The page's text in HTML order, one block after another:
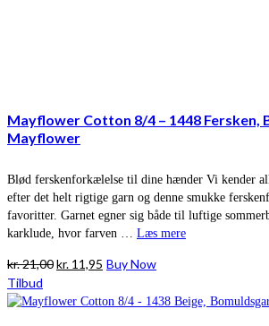
Mayflower Cotton 8/4 – 1448 Fersken,
Mayflower
Blød ferskenforkælelse til dine hænder Vi kender
efter det helt rigtige garn og denne smukke
favoritter. Garnet egner sig både til luftige
karklude, hvor farven … Læs mere
kr.21,00Den
pris
kr. 11,95 Den
pris
Buy Now
Tilbud